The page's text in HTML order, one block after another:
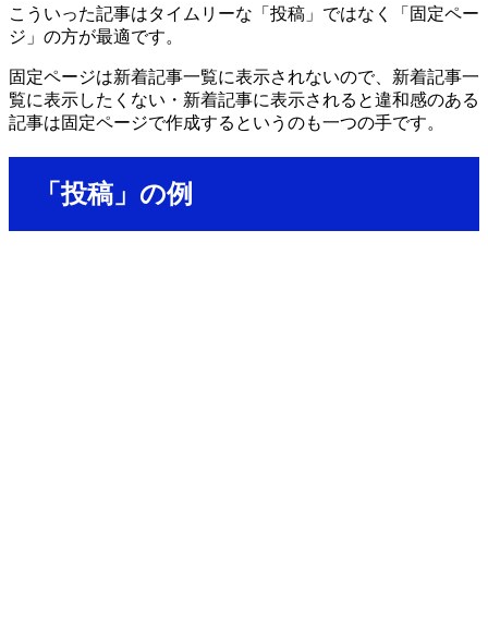
こういった記事はタイムリーな「投稿」ではなく「固定ペー
ジ」の方が最適です。
固定ページは新着記事一覧に表示されないので、新着記事一
覧に表示したくない・新着記事に表示されると違和感のある
記事は固定ページで作成するというのも一つの手です。
「投稿」の例